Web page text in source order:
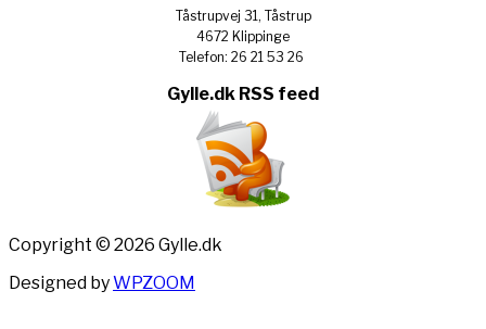
Tåstrupvej 31, Tåstrup
4672 Klippinge
Telefon: 26 21 53 26
Gylle.dk RSS feed
Copyright © 2026 Gylle.dk
Designed byWPZOOM